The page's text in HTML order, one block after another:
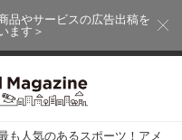
品やサービスの広告出稿を
ます＞
も人気のあるスポーツ！アメ